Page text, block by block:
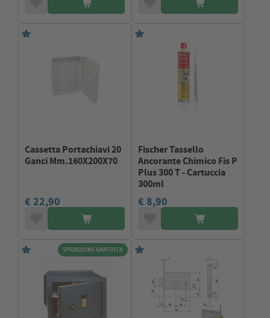
Cassetta Portachiavi 20
Ganci Mm.160X200X70
€ 22,90
Fischer Tassello
Ancorante Chimico Fis P
Plus 300 T - Cartuccia
300ml
€ 8,90
SPEDIZIONE GRATUITA